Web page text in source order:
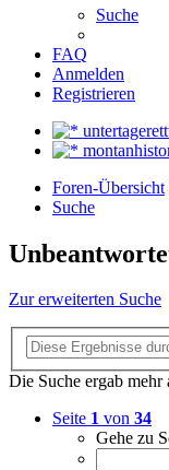
Suche
FAQ
Anmelden
Registrieren
Foren-Übersicht
Suche
Zur erweiterten Suche
Die Suche ergab mehr
Seite 1 von 34
Gehe zu